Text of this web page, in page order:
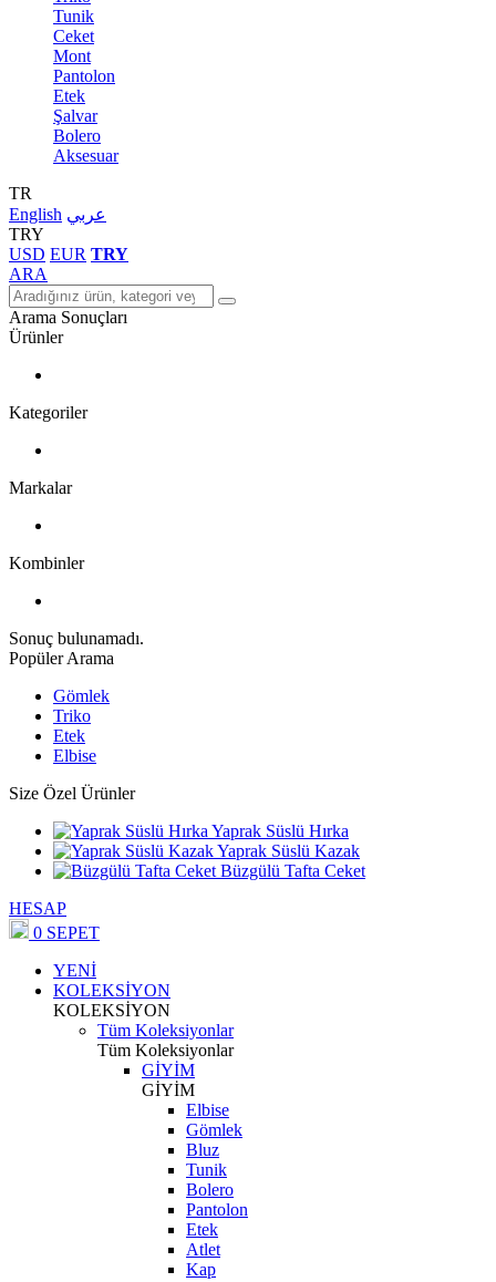
Tunik
Ceket
Mont
Pantolon
Etek
Şalvar
Bolero
Aksesuar
TR
English عربي
TRY
USD EUR TRY
ARA
Arama Sonuçları
Ürünler
Kategoriler
Markalar
Kombinler
Sonuç bulunamadı.
Popüler Arama
Gömlek
Triko
Etek
Elbise
Size Özel Ürünler
Yaprak Süslü Hırka
Yaprak Süslü Kazak
Büzgülü Tafta Ceket
HESAP
0 SEPET
YENİ
KOLEKSİYON
KOLEKSİYON
Tüm Koleksiyonlar
Tüm Koleksiyonlar
GİYİM
GİYİM
Elbise
Gömlek
Bluz
Tunik
Bolero
Pantolon
Etek
Atlet
Kap